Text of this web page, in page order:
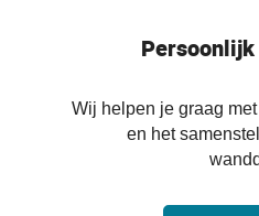
Wij helpen je graag
en het